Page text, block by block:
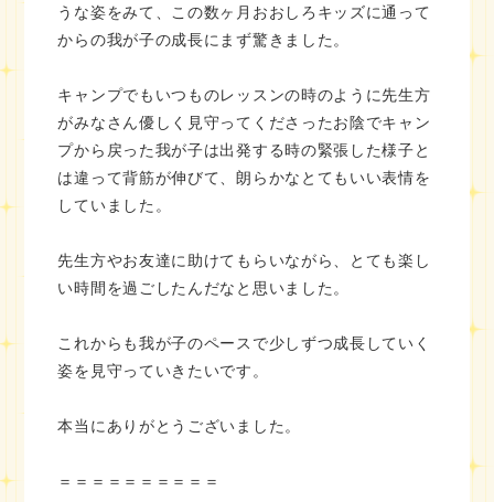
うな姿をみて、この数ヶ月おおしろキッズに通って
からの我が子の成長にまず驚きました。
キャンプでもいつものレッスンの時のように先生方
がみなさん優しく見守ってくださったお陰でキャン
プから戻った我が子は出発する時の緊張した様子と
は違って背筋が伸びて、朗らかなとてもいい表情を
していました。
先生方やお友達に助けてもらいながら、とても楽し
い時間を過ごしたんだなと思いました。
これからも我が子のペースで少しずつ成長していく
姿を見守っていきたいです。
本当にありがとうございました。
＝＝＝＝＝＝＝＝＝＝